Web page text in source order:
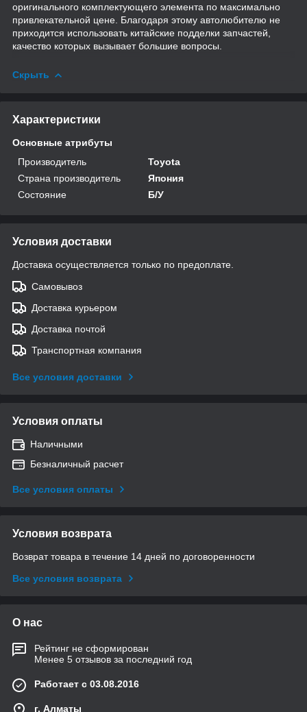
оригинального комплектующего элемента по максимально
привлекательной цене. Благодаря этому автолюбителю не
приходится использовать китайские подделки запчастей,
качество которых вызывает большие вопросы.
Скрыть
Характеристики
Основные атрибуты
Производитель
Toyota
Страна производитель
Япония
Состояние
Б/У
Условия доставки
Доставка осуществляется только по предоплате.
Самовывоз
Доставка курьером
Доставка почтой
Транспортная компания
Все условия доставки
Условия оплаты
Наличными
Безналичный расчет
Все условия оплаты
Условия возврата
Возврат товара в течение 14 дней по договоренности
Все условия возврата
О нас
Рейтинг не сформирован
Менее 5 отзывов за последний год
Работает с 03.08.2016
г. Алматы